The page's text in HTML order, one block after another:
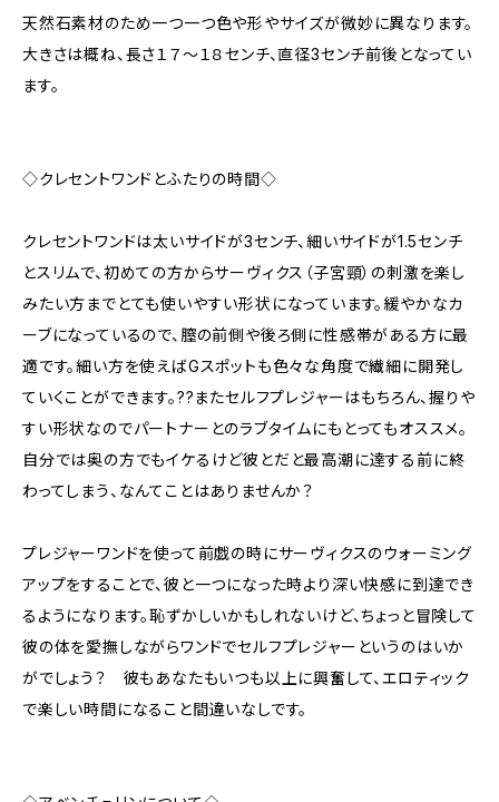
天然石素材のため一つ一つ色や形やサイズが微妙に異なります。
大きさは概ね、長さ１７～１８センチ、直径3センチ前後となってい
ます。
◇クレセントワンドとふたりの時間◇
クレセントワンドは太いサイドが3センチ、細いサイドが1.5センチ
とスリムで、初めての方からサーヴィクス（子宮頸）の刺激を楽し
みたい方までとても使いやすい形状になっています。緩やかなカ
ーブになっているので、膣の前側や後ろ側に性感帯がある方に最
適です。細い方を使えばGスポットも色々な角度で繊細に開発し
ていくことができます。??またセルフプレジャーはもちろん、握りや
すい形状なのでパートナーとのラブタイムにもとってもオススメ。
自分では奥の方でもイケるけど彼とだと最高潮に達する前に終
わってしまう、なんてことはありませんか？
プレジャーワンドを使って前戯の時にサーヴィクスのウォーミング
アップをすることで、彼と一つになった時より深い快感に到達でき
るようになります。恥ずかしいかもしれないけど、ちょっと冒険して
彼の体を愛撫しながらワンドでセルフプレジャーというのはいか
がでしょう？ 彼もあなたもいつも以上に興奮して、エロティック
で楽しい時間になること間違いなしです。